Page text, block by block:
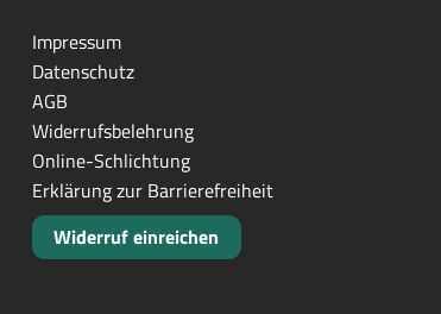
Impressum
Datenschutz
AGB
Widerrufsbelehrung
Online-Schlichtung
Erklärung zur Barrierefreiheit
Widerruf einreichen